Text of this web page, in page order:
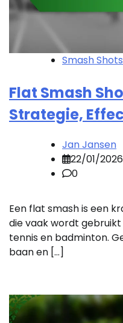
Smash
Flat Smash
Strategie,
Jan Jansen
22/01/2026
0
Een flat smash is een
die vaak wordt
tennis en badminton.
baan en […]